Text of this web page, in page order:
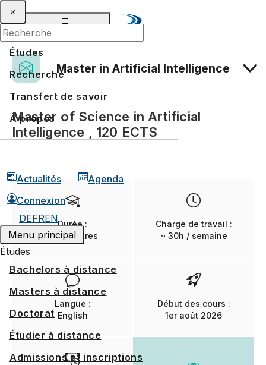
Études
Recherche
Transfert de savoir
À propos
Actualités
Agenda
Connexion
DEFREN
Menu principal
Études
Bachelors à distance
Masters à distance
Doctorat
Étudier à distance
Admissions et inscriptions
Master in Artificial Intelligence
Master of Science in Artificial
Intelligence , 120 ECTS
Durée :
6 semestres
Charge de travail :
~ 30h / semaine
Langue :
English
Début des cours :
1er août 2026